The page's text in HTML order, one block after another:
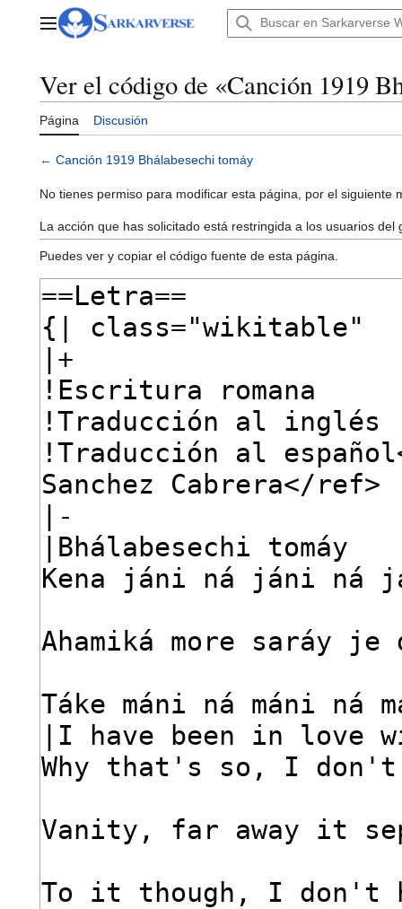
Menú principal
Ver el código de «Canción 1919
Página Discusión
← Canción 1919 Bhálabesechi tomáy
No tienes permiso para modificar esta página, por el siguiente
La acción que has solicitado está restringida a los usuarios del
Puedes ver y copiar el código fuente de esta página.